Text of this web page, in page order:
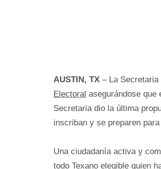
AUSTIN, TX – La Secretaria
Electoral asegurándose que
Secretaria dio la última
inscriban y se preparen
Una ciudadanía activa y
todo Texano elegible quien